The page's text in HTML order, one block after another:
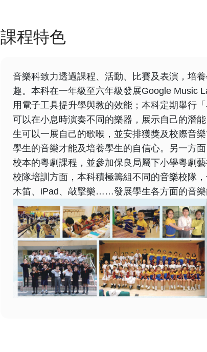
課程特色
音樂科致力透過課程、活動、比賽及表演，培
趣。本科在一年級至六年級發展Google Music
用電子工具提升學與教的效能；本科定期舉行
可以在小息時演奏不同的樂器，展示自己的潛
生可以一展自己的歌喉，並安排獲獎及校際音
學生的音樂才能及培養學生的自信心。另一方
校本的粵劇課程，並參加保良局屬下小學粵劇
校隊培訓方面，本科積極籌組不同的音樂校隊
木笛、iPad、敲擊樂……發展學生各方面的音樂